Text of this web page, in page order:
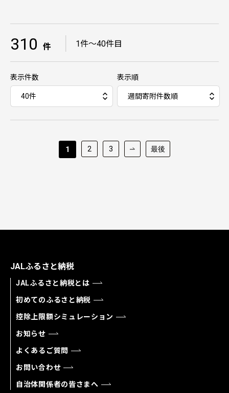
310 件 1件～40件目
表示件数 表示順
1 2 3 最後
JALふるさと納税
JALふるさと納税とは
初めてのふるさと納税
控除上限額シミュレーション
お知らせ
よくあるご質問
お問い合わせ
自治体関係者の皆さまへ